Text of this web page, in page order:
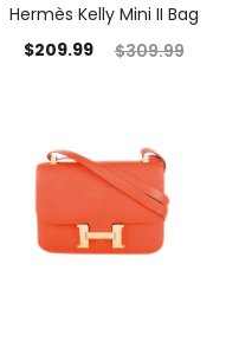
Hermès Kelly Mini II Bag
$309.99
$209.99